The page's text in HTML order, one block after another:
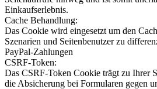
Einkaufserlebnis.
Cache Behandlung:
Das Cookie wird eingesetzt um den
Szenarien und Seitenbenutzer zu
PayPal-Zahlungen
CSRF-Token:
Das CSRF-Token Cookie trägt zu Ihrer
die Absicherung bei Formularen gegen